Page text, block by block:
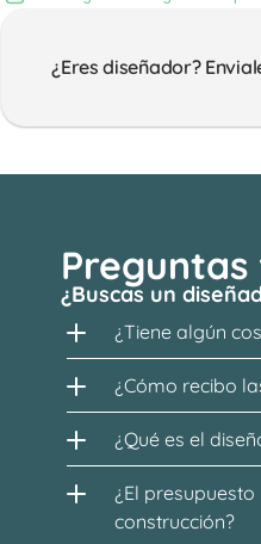
¿Eres diseñador?
¿Buscas un
¿Tiene algún
¿Cómo recibo
¿Qué es el
¿El
construcción?